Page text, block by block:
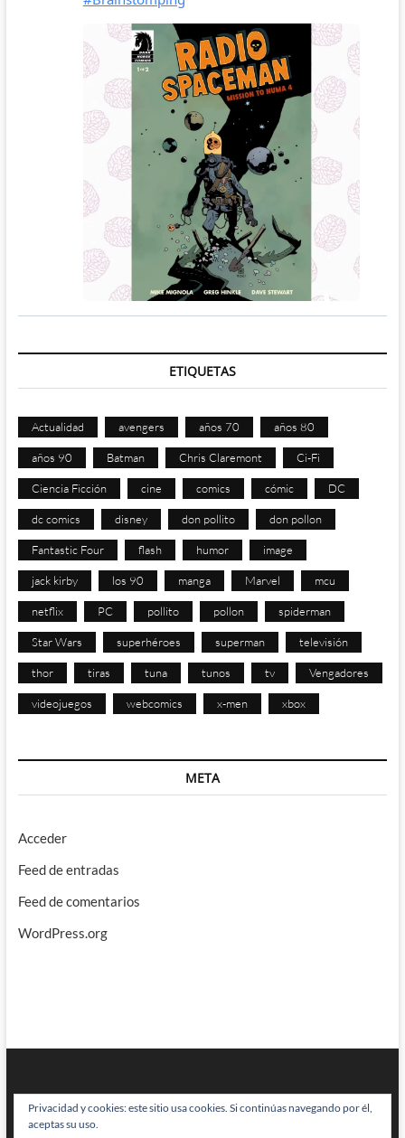
ETIQUETAS
Actualidad avengers años 70 años 80
años 90 Batman Chris Claremont Ci-Fi
Ciencia Ficción cine comics cómic DC
dc comics disney don pollito don pollon
Fantastic Four flash humor image
jack kirby los 90 manga Marvel mcu
netflix PC pollito pollon spiderman
Star Wars superhéroes superman televisión
thor tiras tuna tunos tv Vengadores
videojuegos webcomics x-men xbox
META
Acceder
Feed de entradas
Feed de comentarios
WordPress.org
Privacidad y cookies: este sitio usa cookies. Si continúas navegando por él,
aceptas su uso.